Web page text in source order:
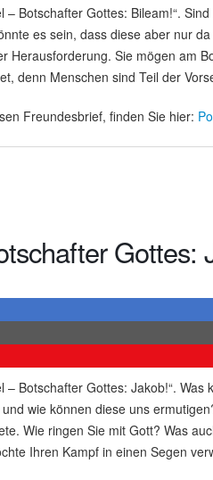
Botschafter Gottes: Bileam!“.
es sein, dass diese aber nur
Herausforderung. Sie mögen am
denn Menschen sind Teil der
Freundesbrief, finden Sie hier:
Gottes:
Botschafter Gottes: Jakob!“. Was
wie können diese uns
Wie ringen Sie mit Gott? Was
Ihren Kampf in einen Segen